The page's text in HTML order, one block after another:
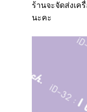
ร้านจะจัดส่งเค
นะคะ